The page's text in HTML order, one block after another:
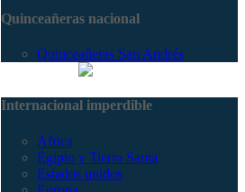
Quinceañeras nacional
Quinceañeras San Andrés
Internacional imperdible
Africa
Egipto y Tierra Santa
Estados unidos